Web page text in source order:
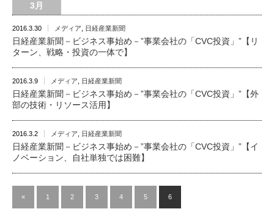
3月
2016.3.30 メディア 日経産業新聞
日経産業新聞－ビジネス事始め－”事業会社の「CVC投資」”【リ
ターン、戦略・投資の一体で】
2016.3.9 メディア 日経産業新聞
日経産業新聞－ビジネス事始め－”事業会社の「CVC投資」”【外
部の技術・リソース活用】
2016.3.2 メディア 日経産業新聞
日経産業新聞－ビジネス事始め－”事業会社の「CVC投資」”【イ
ノベーション、自社単独では困難】
« 1 2 3 4 5 6